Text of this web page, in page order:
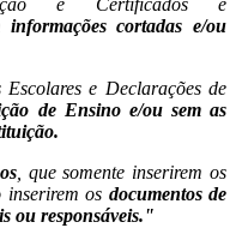
e Certificados e
cortadas e/ou
e Declarações de
de Ensino e/ou sem as
, que somente inserirem os
inserirem os documentos de
ou responsáveis."